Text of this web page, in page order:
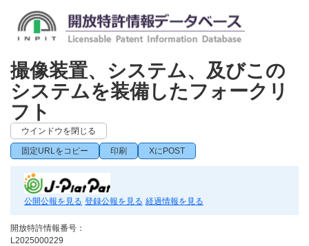
撮像装置、システム、及びこの
システムを装備したフォークリ
フト
ウインドウを閉じる
固定URLをコピー 印刷 XにPOST
公開公報を見る 登録公報を見る 経過情報を見る
開放特許情報番号：
L2025000229